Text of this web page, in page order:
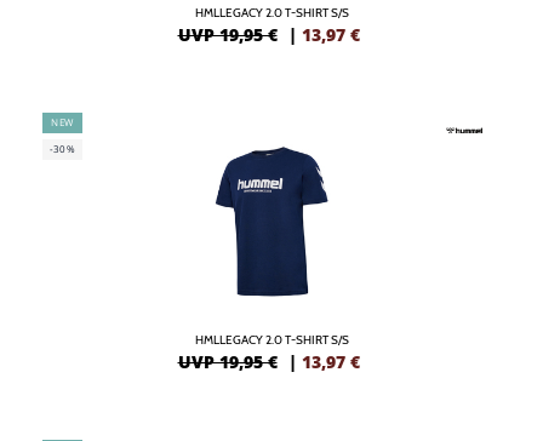
HMLLEGACY 2.0 T-SHIRT S/S
UVP 19,95 € | 13,97 €
NEW
-30%
HMLLEGACY 2.0 T-SHIRT S/S
UVP 19,95 € | 13,97 €